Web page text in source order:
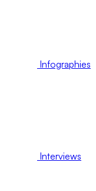
Infographies
Interviews